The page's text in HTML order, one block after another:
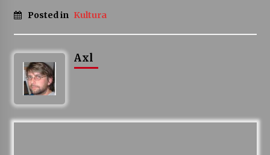
Posted in Kultura
Axl